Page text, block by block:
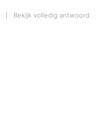
Bekijk volledig antwoord